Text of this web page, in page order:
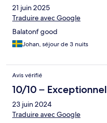
21 juin 2025
Traduire avec Google
Balatonf good
Johan, séjour de 3 nuits
Avis vérifié
10/10 – Exceptionnel
23 juin 2024
Traduire avec Google